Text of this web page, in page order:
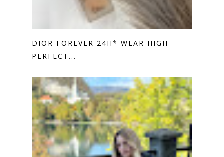
DIOR FOREVER 24H* WEAR HIGH
PERFECT...